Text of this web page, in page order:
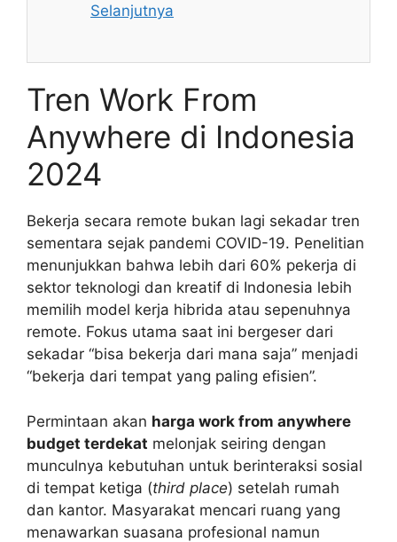
Selanjutnya
Tren Work From
Anywhere di Indonesia
2024
Bekerja secara remote bukan lagi sekadar tren
sementara sejak pandemi COVID-19. Penelitian
menunjukkan bahwa lebih dari 60% pekerja di
sektor teknologi dan kreatif di Indonesia lebih
memilih model kerja hibrida atau sepenuhnya
remote. Fokus utama saat ini bergeser dari
sekadar “bisa bekerja dari mana saja” menjadi
“bekerja dari tempat yang paling efisien”.
Permintaan akan harga work from anywhere
budget terdekat melonjak seiring dengan
munculnya kebutuhan untuk berinteraksi sosial
di tempat ketiga (third place) setelah rumah
dan kantor. Masyarakat mencari ruang yang
menawarkan suasana profesional namun